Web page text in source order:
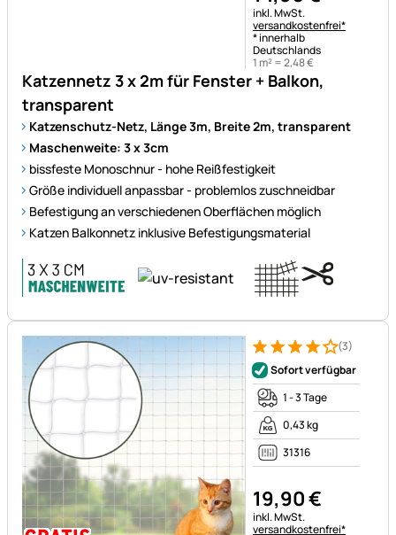
Katzennetz 3 x 2m für Fenster + Balkon,
transparent
Katzenschutz-Netz, Länge 3m, Breite 2m, transparent
Maschenweite: 3 x 3cm
bissfeste Monoschnur - hohe Reißfestigkeit
Größe individuell anpassbar - problemlos zuschneidbar
Befestigung an verschiedenen Oberflächen möglich
Katzen Balkonnetz inklusive Befestigungsmaterial
Steuerhinweis:
inkl. MwSt.
versandkostenfrei*
* innerhalb
Deutschlands
1 m² =2,48€
Bewertung: 4 von 5 (3
3 Bewertungen
(3)
Sofort verfügbar
1 - 3 Tage
0,43 kg
31316
19,90€
Steuerhinweis:
inkl. MwSt.
versandkostenfrei*